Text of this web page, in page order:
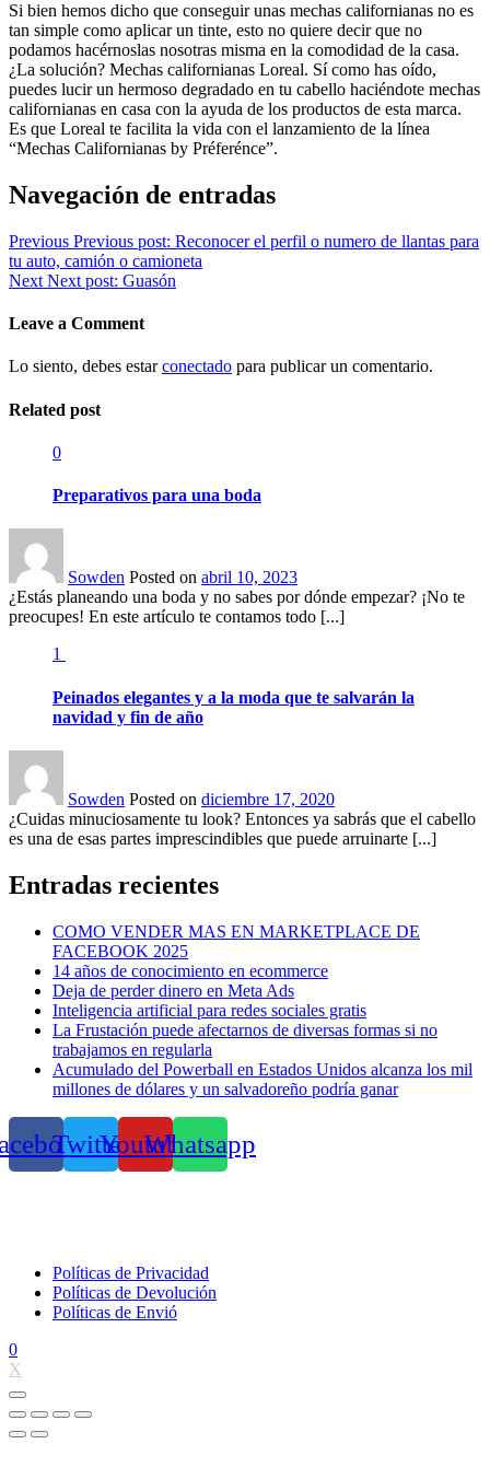
Si bien hemos dicho que conseguir unas mechas californianas no es
tan simple como aplicar un tinte, esto no quiere decir que no
podamos hacérnoslas nosotras misma en la comodidad de la casa.
¿La solución? Mechas californianas Loreal. Sí como has oído,
puedes lucir un hermoso degradado en tu cabello haciéndote mechas
californianas en casa con la ayuda de los productos de esta marca.
Es que Loreal te facilita la vida con el lanzamiento de la línea
“Mechas Californianas by Préferénce”.
Navegación de entradas
Previous Previous post: Reconocer el perfil o numero de llantas para
tu auto, camión o camioneta
Next Next post: Guasón
Leave a Comment
Lo siento, debes estarconectado para publicar un comentario.
Related post
0
Preparativos para una boda
Sowden Posted on abril 10, 2023
¿Estás planeando una boda y no sabes por dónde empezar? ¡No te
preocupes! En este artículo te contamos todo [...]
1
Peinados elegantes y a la moda que te salvarán la
navidad y fin de año
Sowden Posted on diciembre 17, 2020
¿Cuidas minuciosamente tu look? Entonces ya sabrás que el cabello
es una de esas partes imprescindibles que puede arruinarte [...]
Entradas recientes
COMO VENDER MAS EN MARKETPLACE DE
FACEBOOK 2025
14 años de conocimiento en ecommerce
Deja de perder dinero en Meta Ads
Inteligencia artificial para redes sociales gratis
La Frustación puede afectarnos de diversas formas si no
trabajamos en regularla
Acumulado del Powerball en Estados Unidos alcanza los mil
millones de dólares y un salvadoreño podría ganar
TwitterYoutubeWhatsapp
Políticas de Privacidad
Políticas de Devolución
Políticas de Envió
0
X